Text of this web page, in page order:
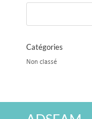
Catégories
Non classé